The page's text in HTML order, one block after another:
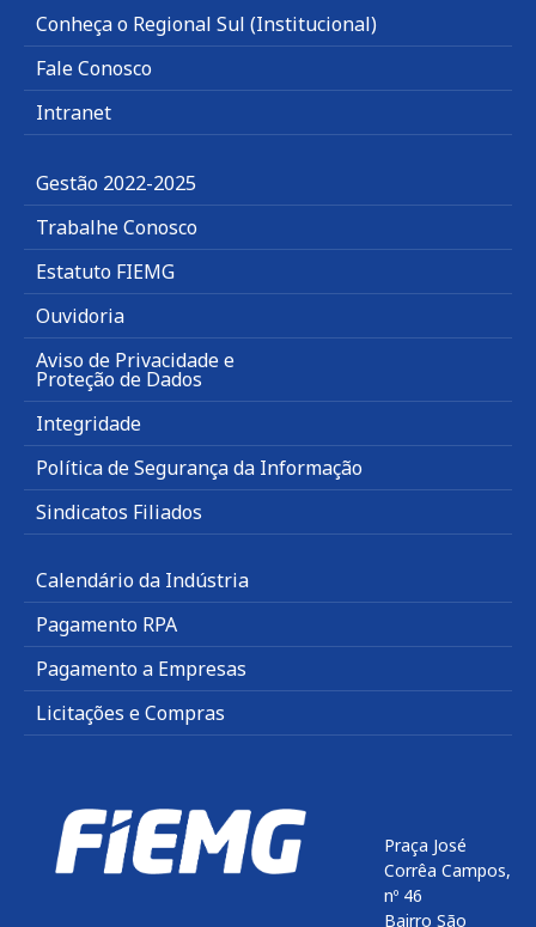
Conheça o Regional Sul (Institucional)
Fale Conosco
Intranet
Gestão 2022-2025
Trabalhe Conosco
Estatuto FIEMG
Ouvidoria
Aviso de Privacidade e
Proteção de Dados
Integridade
Política de Segurança da Informação
Sindicatos Filiados
Calendário da Indústria
Pagamento RPA
Pagamento a Empresas
Licitações e Compras
Praça José
Corrêa Campos,
nº 46
Bairro São